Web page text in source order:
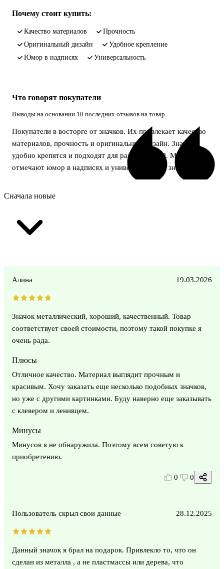
Почему стоит купить:
качество материалов
прочность
оригинальный дизайн
удобное крепление
юмор в надписях
универсальность
Что говорят покупатели
Выводы на основании 10 последних отзывов на товар
Покупатели в восторге от значков. Их привлекает качество
материалов, прочность и оригинальный дизайн. Значки
удобно крепятся и подходят для разных вещей. Многие
отмечают юмор в надписях и универсальность значков.
Сначала новые
Алина 19.03.2026
Значок металлический, хороший, качественный. Товар
соответствует своей стоимости, поэтому такой покупке я
очень рада.
Плюсы
Отличное качество. Материал выглядит прочным и
красивым. Хочу заказать еще несколько подобных значков,
но уже с другими картинками. Буду наверно еще заказывать
с клевером и ленивцем.
Минусы
Минусов я не обнаружила. Поэтому всем советую к
приобретению.
0 0
Пользователь скрыл свои данные 28.12.2025
Данный значок я брал на подарок. Привлекло то, что он
сделан из металла , а не пластмассы или дерева, что